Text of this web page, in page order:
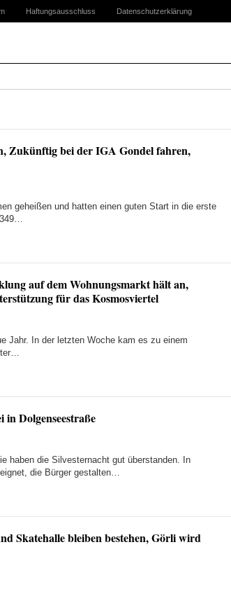
Haftungsausschluss Datenschutzerklärung
Zukünftig bei der IGA Gondel fahren,
geheißen und hatten einen guten Start in die erste
349…
auf dem Wohnungsmarkt hält an,
für das Kosmosviertel
Jahr. In der letzten Woche kam es zu einem
Dolgenseestraße
haben die Silvesternacht gut überstanden. In
die Bürger gestalten…
Skatehalle bleiben bestehen, Görli wird